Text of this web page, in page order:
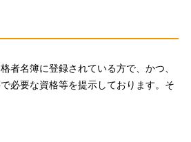
者名簿に登録されている方で、かつ、
必要な資格等を提示しております。そ